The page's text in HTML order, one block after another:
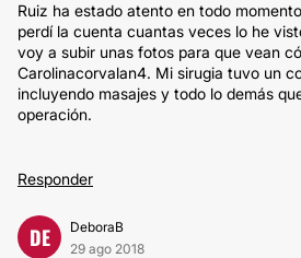
Ruiz ha estado atento en todo
perdí la cuenta cuantas veces lo he
voy a subir unas fotos para que vean
Carolinacorvalan4. Mi sirugia tuvo un
incluyendo masajes y todo lo demás
operación.
Responder
DE
DeboraB
29 ago 2018